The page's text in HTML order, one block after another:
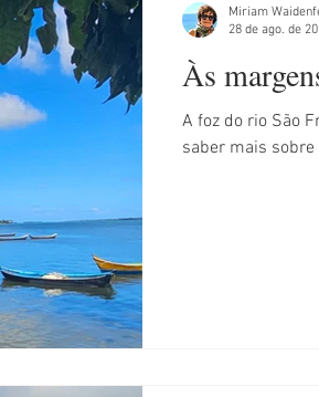
Às
A foz do rio São
saber mais sobre
Miriam
28 de ago. de